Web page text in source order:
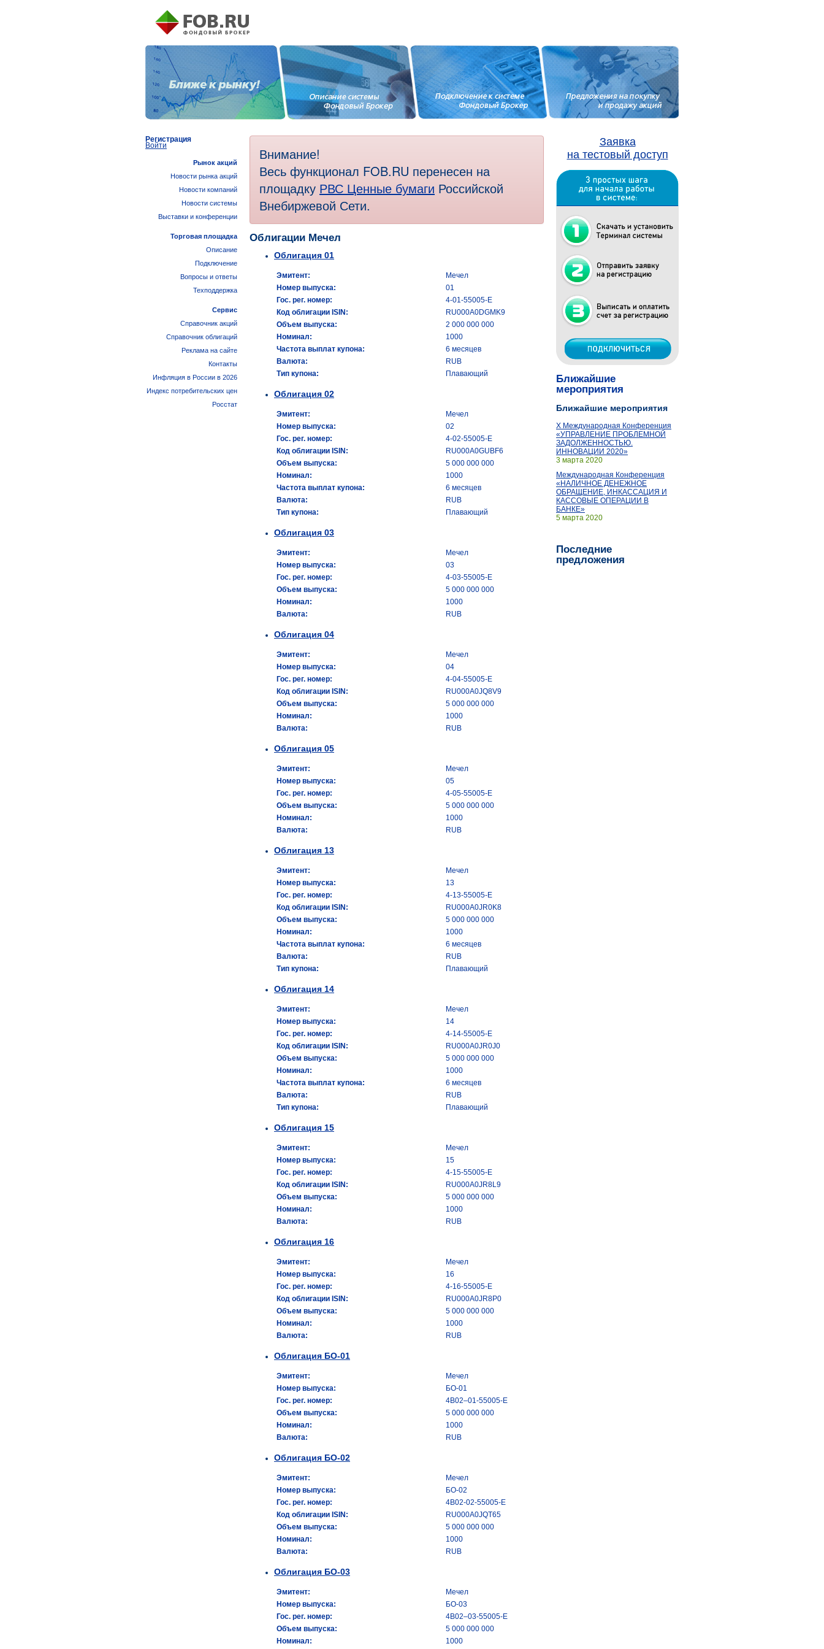
Внимание!
Весь функционал FOB.RU перенесен на
площадку РВС Ценные бумаги Российской
Внебиржевой Сети.
Облигации Мечел
Облигация 01
Эмитент:
Мечел
Номер выпуска:
01
Гос. рег. номер:
4-01-55005-Е
Код облигации ISIN:
RU000A0DGMK9
Объем выпуска:
2 000 000 000
Номинал:
1000
Частота выплат купона:
6 месяцев
Валюта:
RUB
Тип купона:
Плавающий
Облигация 02
Эмитент:
Мечел
Номер выпуска:
02
Гос. рег. номер:
4-02-55005-Е
Код облигации ISIN:
RU000A0GUBF6
Объем выпуска:
5 000 000 000
Номинал:
1000
Частота выплат купона:
6 месяцев
Валюта:
RUB
Тип купона:
Плавающий
Облигация 03
Эмитент:
Мечел
Номер выпуска:
03
Гос. рег. номер:
4-03-55005-Е
Объем выпуска:
5 000 000 000
Номинал:
1000
Валюта:
RUB
Облигация 04
Эмитент:
Мечел
Номер выпуска:
04
Гос. рег. номер:
4-04-55005-E
Код облигации ISIN:
RU000A0JQ8V9
Объем выпуска:
5 000 000 000
Номинал:
1000
Валюта:
RUB
Облигация 05
Эмитент:
Мечел
Номер выпуска:
05
Гос. рег. номер:
4-05-55005-E
Объем выпуска:
5 000 000 000
Номинал:
1000
Валюта:
RUB
Облигация 13
Эмитент:
Мечел
Номер выпуска:
13
Гос. рег. номер:
4-13-55005-E
Код облигации ISIN:
RU000A0JR0K8
Объем выпуска:
5 000 000 000
Номинал:
1000
Частота выплат купона:
6 месяцев
Валюта:
RUB
Тип купона:
Плавающий
Облигация 14
Эмитент:
Мечел
Номер выпуска:
14
Гос. рег. номер:
4-14-55005-E
Код облигации ISIN:
RU000A0JR0J0
Объем выпуска:
5 000 000 000
Номинал:
1000
Частота выплат купона:
6 месяцев
Валюта:
RUB
Тип купона:
Плавающий
Облигация 15
Эмитент:
Мечел
Номер выпуска:
15
Гос. рег. номер:
4-15-55005-E
Код облигации ISIN:
RU000A0JR8L9
Объем выпуска:
5 000 000 000
Номинал:
1000
Валюта:
RUB
Облигация 16
Эмитент:
Мечел
Номер выпуска:
16
Гос. рег. номер:
4-16-55005-E
Код облигации ISIN:
RU000A0JR8P0
Объем выпуска:
5 000 000 000
Номинал:
1000
Валюта:
RUB
Облигация БО-01
Эмитент:
Мечел
Номер выпуска:
БО-01
Гос. рег. номер:
4B02–01-55005-E
Объем выпуска:
5 000 000 000
Номинал:
1000
Валюта:
RUB
Облигация БО-02
Эмитент:
Мечел
Номер выпуска:
БО-02
Гос. рег. номер:
4B02-02-55005-E
Код облигации ISIN:
RU000A0JQT65
Объем выпуска:
5 000 000 000
Номинал:
1000
Валюта:
RUB
Облигация БО-03
Эмитент:
Мечел
Номер выпуска:
БО-03
Гос. рег. номер:
4B02–03-55005-E
Объем выпуска:
5 000 000 000
Номинал:
1000
Заявка
на тестовый доступ
Ближайшие
мероприятия
Ближайшие мероприятия
X Международная Конференция
«УПРАВЛЕНИЕ ПРОБЛЕМНОЙ
ЗАДОЛЖЕННОСТЬЮ.
ИННОВАЦИИ 2020»
3 марта 2020
Международная Конференция
«НАЛИЧНОЕ ДЕНЕЖНОЕ
ОБРАЩЕНИЕ, ИНКАССАЦИЯ И
КАССОВЫЕ ОПЕРАЦИИ В
БАНКЕ»
5 марта 2020
Последние
предложения
Регистрация
Войти
Рынок акций
Новости рынка акций
Новости компаний
Новости системы
Выставки и конференции
Торговая площадка
Описание
Подключение
Вопросы и ответы
Техподдержка
Сервис
Справочник акций
Справочник облигаций
Реклама на сайте
Контакты
Инфляция в России в 2026
Индекс потребительских цен
Росстат